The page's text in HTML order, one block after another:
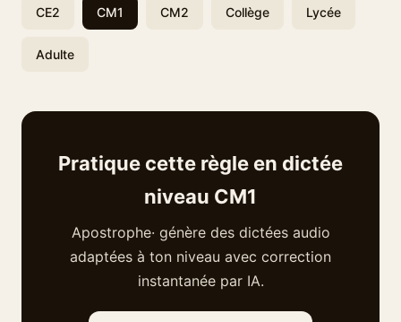
CE2 CM1 CM2 Collège Lycée
Adulte
Pratique cette règle en dictée
niveau CM1
Apostrophe· génère des dictées audio
adaptées à ton niveau avec correction
instantanée par IA.